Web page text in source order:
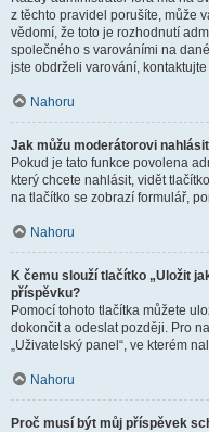
z těchto pravidel porušíte, může
vědomí, že toto je rozhodnutí
společného s varováními na
jste obdrželi varování,
Nahoru
Jak můžu moderátorovi
Pokud je tato funkce povolena
který chcete nahlásit, vidět
na tlačítko se zobrazí formulář,
Nahoru
K čemu slouží tlačítko „Uložit
příspěvku?
Pomocí tohoto tlačítka můžete
dokončit a odeslat později. Pro
„Uživatelský panel“, ve kterém
Nahoru
Proč musí být můj příspěvek